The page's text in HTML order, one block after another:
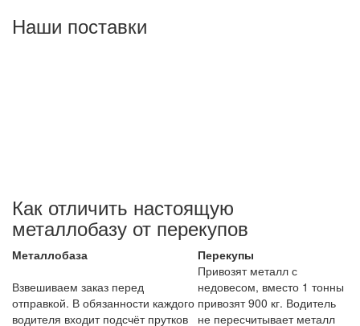
Наши поставки
Как отличить настоящую
металлобазу от перекупов
Металлобаза
Перекупы
Взвешиваем заказ перед
отправкой. В обязанности каждого
водителя входит подсчёт прутков
Привозят металл с
недовесом, вместо 1 тонны
привозят 900 кг. Водитель
не пересчитывает металл